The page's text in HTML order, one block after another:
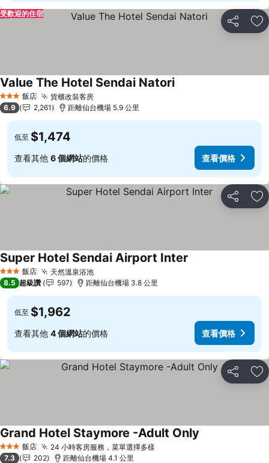
分享 加
受歡迎的住宿
3 星級 飯店 貨櫃改裝客房查看價格
Value The Hotel Sendai Natori查看價格
6.9 2,261 距離仙台機場 5.9 公里
低至 $1,474
查看其他 6 個網站的價格 查看價格
分享 加
3 星級 飯店 天然溫泉浴池查看價格
Super Hotel Sendai Airport Inter
8.5 超級讚 597 距離仙台機場 3.8 公里
低至 $1,962
查看其他 4 個網站的價格 查看價格
分享 加
3 星級 飯店 24 小時客房服務，菜單選擇多樣查看價格
Grand Hotel Staymore -Adult Only
7.3 202 距離仙台機場 4.1 公里